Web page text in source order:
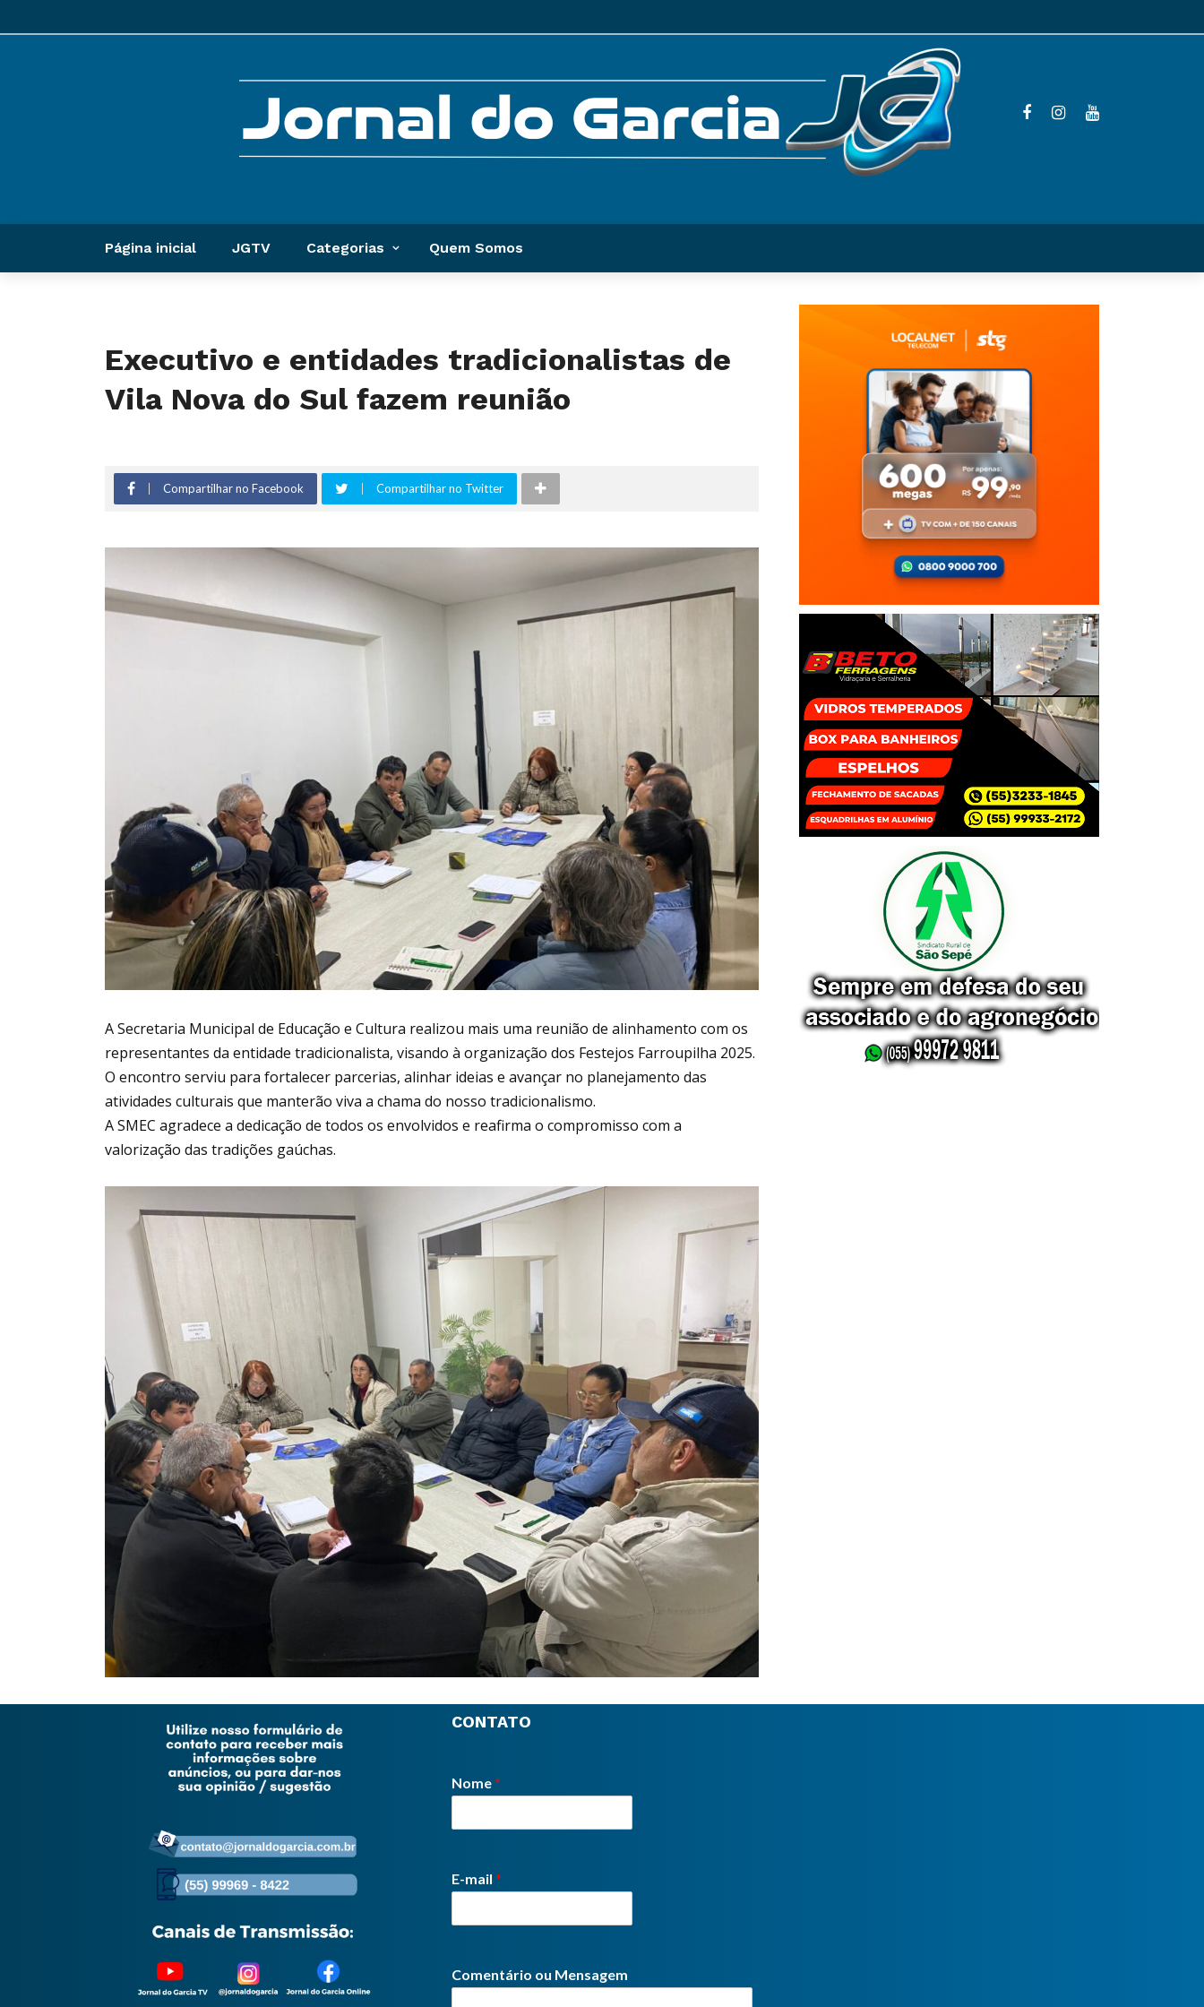
Página inicial JGTV Categorias Quem Somos
Executivo e entidades tradicionalistas de
Vila Nova do Sul fazem reunião
Compartilhar no Facebook Compartilhar no Twitter
A Secretaria Municipal de Educação e Cultura realizou mais uma reunião de alinhamento com os
representantes da entidade tradicionalista, visando à organização dos Festejos Farroupilha 2025.
O encontro serviu para fortalecer parcerias, alinhar ideias e avançar no planejamento das
atividades culturais que manterão viva a chama do nosso tradicionalismo.
A SMEC agradece a dedicação de todos os envolvidos e reafirma o compromisso com a
valorização das tradições gaúchas.
CONTATO
Nome*
E-mail *
Comentário ou Mensagem